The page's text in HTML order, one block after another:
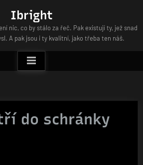
Ibright
nic, co by stálo za řeč. Pak existují ty, jež snad
A pak jsou i ty kvalitní, jako třeba ten náš.
do schránky